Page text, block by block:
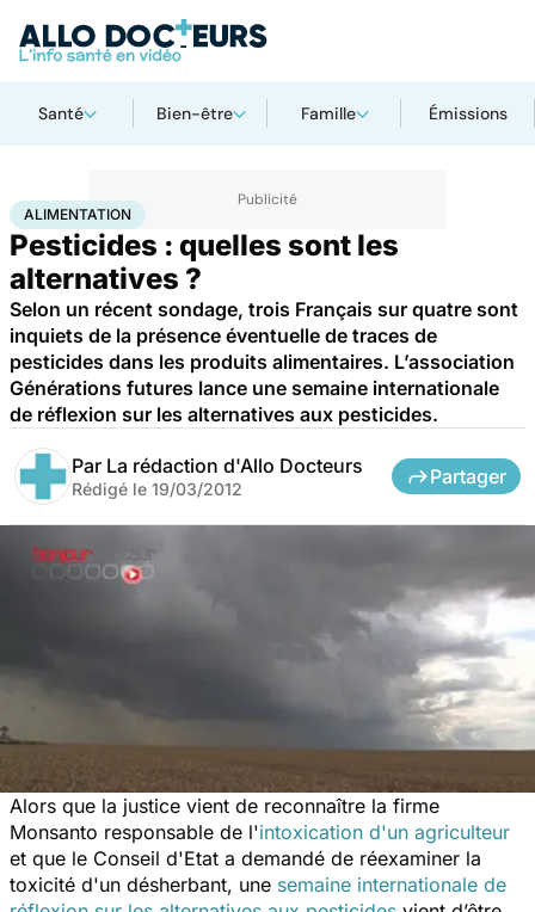
Santé Bien-être Famille Émissions
AccueilSantéMaladies Alimentation
ALIMENTATION
Pesticides : quelles sont les
alternatives ?
Selon un récent sondage, trois Français sur quatre sont
inquiets de la présence éventuelle de traces de
pesticides dans les produits alimentaires. L’association
Générations futures lance une semaine internationale
de réflexion sur les alternatives aux pesticides.
Par La rédaction d'Allo Docteurs
Rédigé le 19/03/2012
Partager
Alors que la justice vient de reconnaître la firme
Monsanto responsable de l'intoxication d'un agriculteur
et que le Conseil d'Etat a demandé de réexaminer la
toxicité d'un désherbant, une semaine internationale de